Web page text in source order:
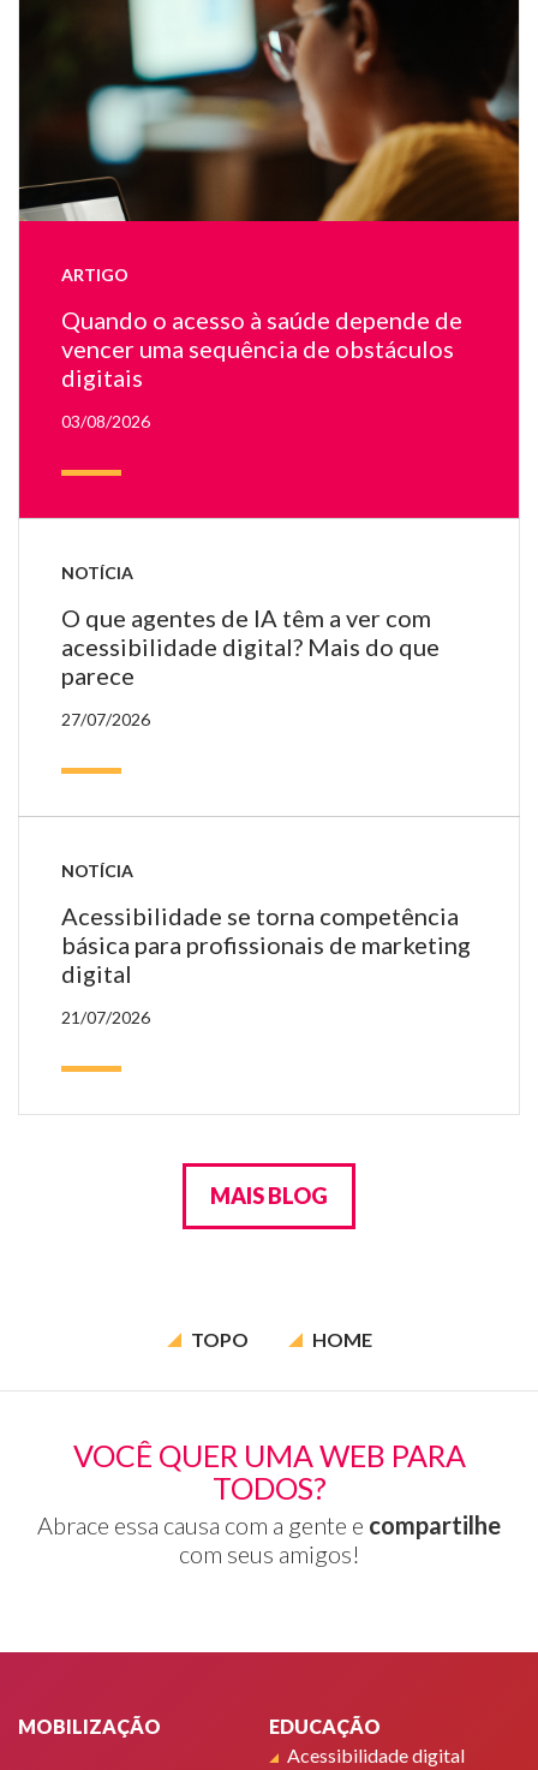
de
ARTIGO
Quando o acesso à saúde depende de
vencer uma sequência de obstáculos
digitais
03/08/2026
NOTÍCIA
O que agentes de IA têm a ver com
acessibilidade digital? Mais do que
parece
27/07/2026
NOTÍCIA
Acessibilidade se torna competência
básica para profissionais de marketing
digital
21/07/2026
MAIS BLOG
TOPO HOME
VOCÊ QUER UMA WEB PARA
TODOS?
Abrace essa causa com a gente e compartilhe
com seus amigos!
MOBILIZAÇÃO
EDUCAÇÃO
Acessibilidade digital